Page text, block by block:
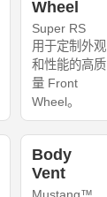
Wheel
Super RS
用于定制外观
和性能的高质
量 Front
Wheel。
Body
Vent
Mustang™